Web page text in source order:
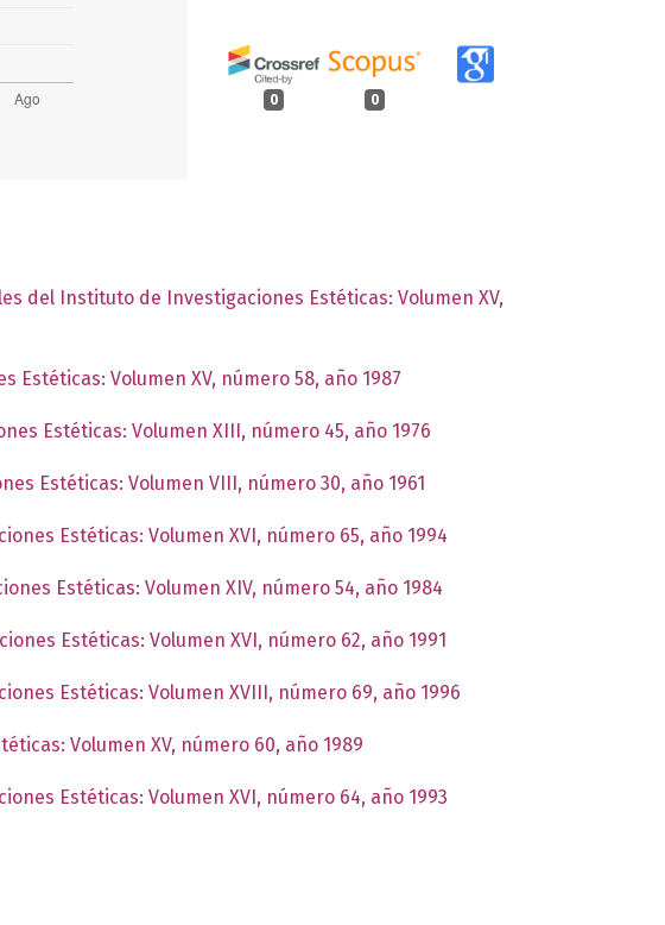
0 0
del Instituto de Investigaciones Estéticas: Volumen XV,
Volumen XV, número 58, año 1987
Estéticas: Volumen XIII, número 45, año 1976
Estéticas: Volumen VIII, número 30, año 1961
Estéticas: Volumen XVI, número 65, año 1994
Estéticas: Volumen XIV, número 54, año 1984
Estéticas: Volumen XVI, número 62, año 1991
Estéticas: Volumen XVIII, número 69, año 1996
Volumen XV, número 60, año 1989
Estéticas: Volumen XVI, número 64, año 1993